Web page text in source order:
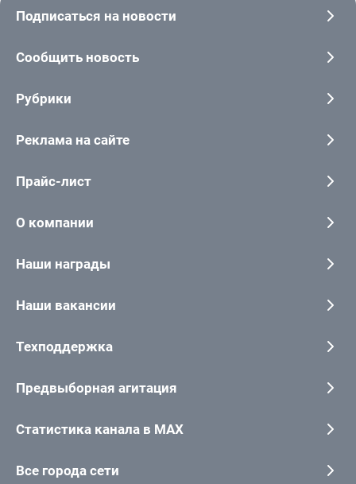
Подписаться на новости
Сообщить новость
Рубрики
Реклама на сайте
Прайс-лист
О компании
Наши награды
Наши вакансии
Техподдержка
Предвыборная агитация
Статистика канала в MAX
Все города сети